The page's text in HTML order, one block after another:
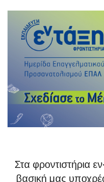
Στα φροντιστήρια
βασική μας